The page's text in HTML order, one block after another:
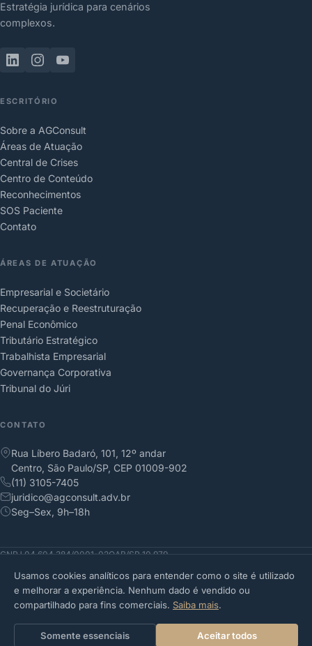
Usamos cookies analíticos para entender como o site é utilizado
e melhorar a experiência. Nenhum dado é vendido ou
compartilhado para fins comerciais. Saiba mais.
Somente essenciais Aceitar todos
Estratégia jurídica para cenários
complexos.
ESCRITÓRIO
Sobre a AGConsult
Áreas de Atuação
Central de Crises
Centro de Conteúdo
Reconhecimentos
SOS Paciente
Contato
ÁREAS DE ATUAÇÃO
Empresarial e Societário
Recuperação e Reestruturação
Penal Econômico
Tributário Estratégico
Trabalhista Empresarial
Governança Corporativa
Tribunal do Júri
CONTATO
Rua Líbero Badaró, 101, 12º andar
Centro, São Paulo/SP, CEP 01009-902
(11) 3105-7405
juridico@agconsult.adv.br
Seg–Sex, 9h–18h
CNPJ 04.604.384/0001-02OAB/SP 10.979
Política de PrivacidadeTermos de Uso
Este site não constitui oferta de serviços jurídicos nem promessa de resultado. As
informações aqui contidas têm caráter meramente informativo. A contratação de
serviços advocatícios depende de análise individualizada do caso.